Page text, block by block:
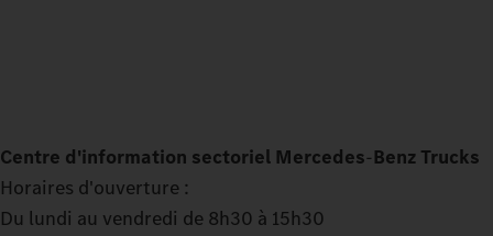
Centre d'information sectoriel Mercedes‑Benz Trucks
Horaires d'ouverture :
Du lundi au vendredi de 8h30 à 15h30